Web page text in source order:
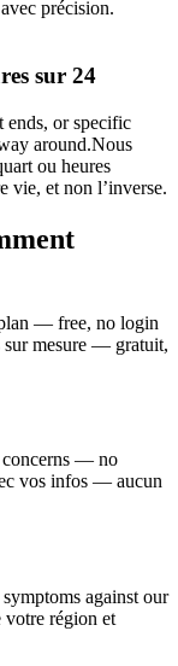
précision.
sur 24
or specific
around.Nous
ou heures
vie, et non l’inverse.
— free, no login
sur mesure — gratuit,
concerns — no
vos infos — aucun
against our
région et